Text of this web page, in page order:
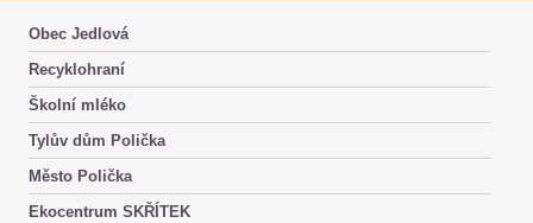
Obec Jedlová
Recyklohraní
Školní mléko
Tylův dům Polička
Město Polička
Ekocentrum SKŘÍTEK